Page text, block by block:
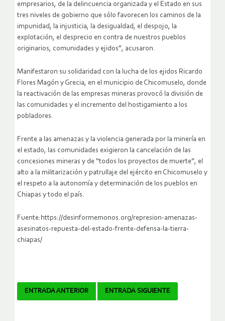
empresarios, de la delincuencia organizada y el Estado en sus
tres niveles de gobierno que sólo favorecen los caminos de la
impunidad, la injusticia, la desigualdad, el despojo, la
explotación, el desprecio en contra de nuestros pueblos
originarios, comunidades y ejidos”, acusaron.
Manifestaron su solidaridad con la lucha de los ejidos Ricardo
Flores Magón y Grecia, en el municipio de Chicomuselo, donde
la reactivación de las empresas mineras provocó la división de
las comunidades y el incremento del hostigamiento a los
pobladores.
Frente a las amenazas y la violencia generada por la minería en
el estado, las comunidades exigieron la cancelación de las
concesiones mineras y de “todos los proyectos de muerte”, el
alto a la militarización y patrullaje del ejército en Chicomuselo y
el respeto a la autonomía y determinación de los pueblos en
Chiapas y todo el país.
Fuente:https://desinformemonos.org/represion-amenazas-
asesinatos-repuesta-del-estado-frente-defensa-la-tierra-
chiapas/
Navegador
ENTRADA ANTERIOR ENTRADA SIGUIENTE